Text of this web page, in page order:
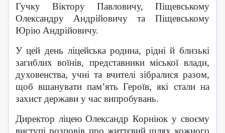
Гучку Віктору Павловичу, Піщевському
Олександру Андрійовичу та Піщевському
Юрію Андрійовичу.
У цей день ліцейська родина, рідні й близькі
загиблих воїнів, представники міської влади,
духовенства, учні та вчителі зібралися разом,
щоб вшанувати пам’ять Героїв, які стали на
захист держави у час випробувань.
Директор ліцею Олександр Корніюк у своєму
виступі розповів про життєвий шлях кожного